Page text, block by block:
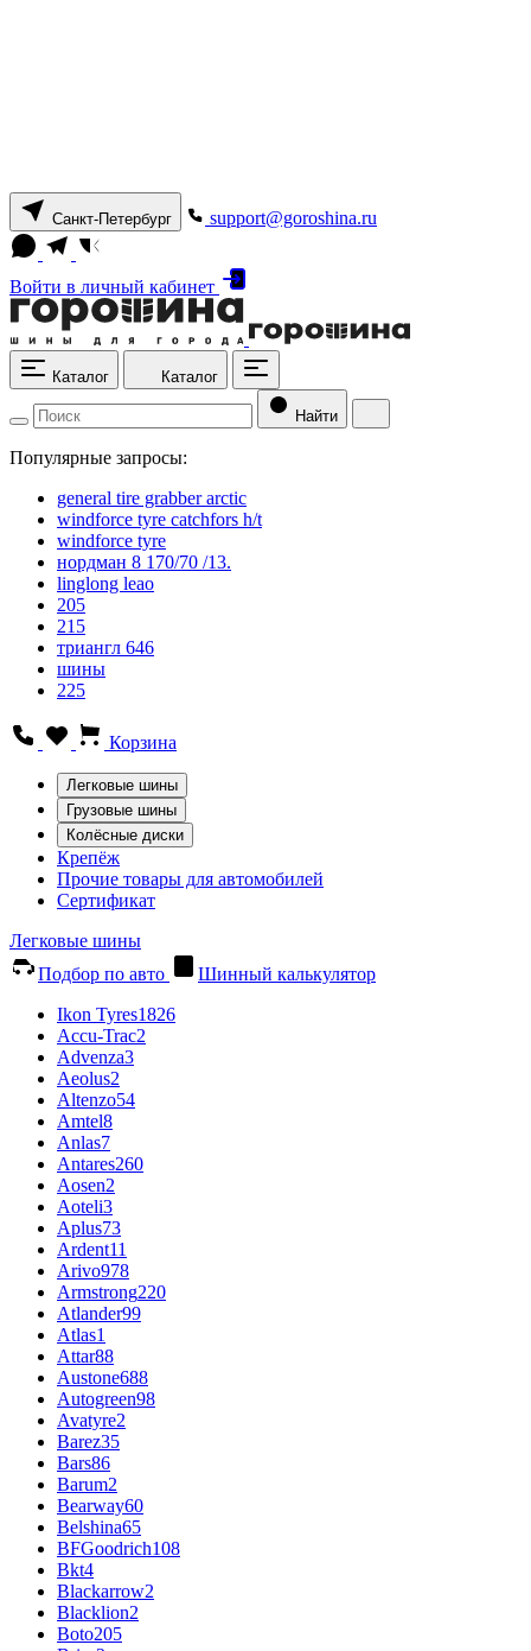
Санкт-Петербург support@goroshina.ru
Войти в личный кабинет
Каталог Каталог
Найти
Популярные запросы:
general tire grabber arctic
windforce tyre catchfors h/t
windforce tyre
нордман 8 170/70 /13.
linglong leao
205
215
триангл 646
шины
225
Корзина
Легковые шины
Грузовые шины
Колёсные диски
Крепёж
Прочие товары для автомобилей
Сертификат
Легковые шины
Подбор по авто
Шинный калькулятор
Ikon Tyres1826
Accu-Trac2
Advenza3
Aeolus2
Altenzo54
Amtel8
Anlas7
Antares260
Aosen2
Aoteli3
Aplus73
Ardent11
Arivo978
Armstrong220
Atlander99
Atlas1
Attar88
Austone688
Autogreen98
Avatyre2
Barez35
Bars86
Barum2
Bearway60
Belshina65
BFGoodrich108
Bkt4
Blackarrow2
Blacklion2
Boto205